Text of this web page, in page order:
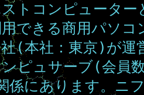
トコンピュータ
できる商用パソ
(本社：東京)が運
ンピュサーブ(会員
係にあります。ニ